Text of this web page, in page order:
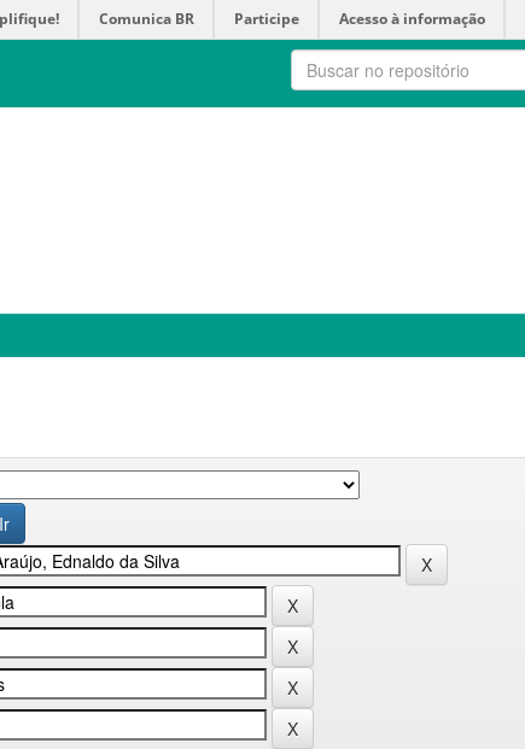
Comunica BR Participe Acesso à informação